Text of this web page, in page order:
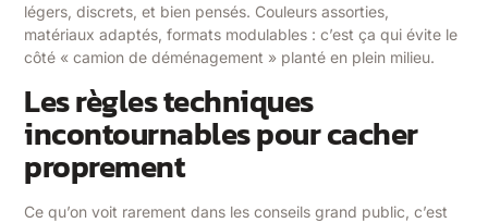
légers, discrets, et bien pensés. Couleurs assorties,
matériaux adaptés, formats modulables : c’est ça qui évite le
côté « camion de déménagement » planté en plein milieu.
Les règles techniques
incontournables pour cacher
proprement
Ce qu’on voit rarement dans les conseils grand public, c’est